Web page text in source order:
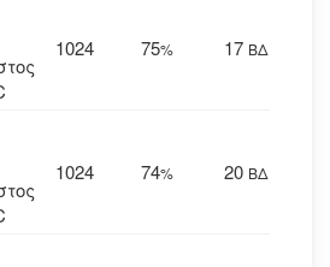
1024 75% 17 ΒΔ
1024 74% 20 ΒΔ